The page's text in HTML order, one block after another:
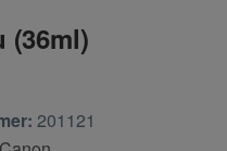
(36ml)
201121